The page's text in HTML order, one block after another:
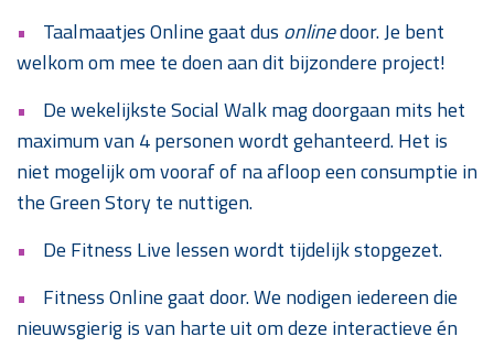
Taalmaatjes Online gaat dus onlinedoor. Je bent
welkom om mee te doen aan dit bijzondere project!
De wekelijkste Social Walk mag doorgaan mits het
maximum van 4 personen wordt gehanteerd. Het is
niet mogelijk om vooraf of na afloop een consumptie in
the Green Story te nuttigen.
De Fitness Live lessen wordt tijdelijk stopgezet.
Fitness Online gaat door. We nodigen iedereen die
nieuwsgierig is van harte uit om deze interactieve én